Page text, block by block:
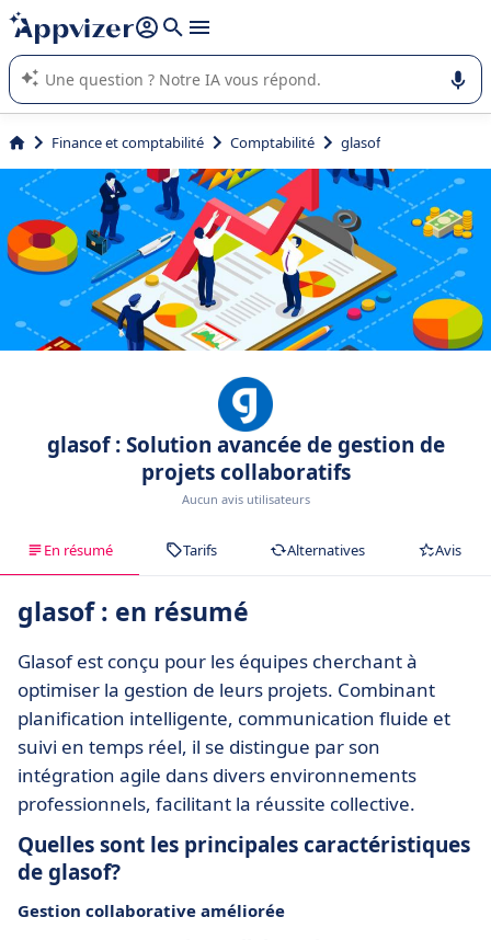
répondre (plusieurs lignes avec
L'IA de Appvizer vous guide dans l'utilisation ou la sélection de
logiciel SaaS en entreprise.
Finance et comptabilité Comptabilité glasof
glasof : Solution avancée de gestion de
projets collaboratifs
Aucun avis utilisateurs
En résumé Tarifs Alternatives Avis
glasof : en résumé
Glasof est conçu pour les équipes cherchant à
optimiser la gestion de leurs projets. Combinant
planification intelligente, communication fluide et
suivi en temps réel, il se distingue par son
intégration agile dans divers environnements
professionnels, facilitant la réussite collective.
Quelles sont les principales caractéristiques
de glasof?
Gestion collaborative améliorée